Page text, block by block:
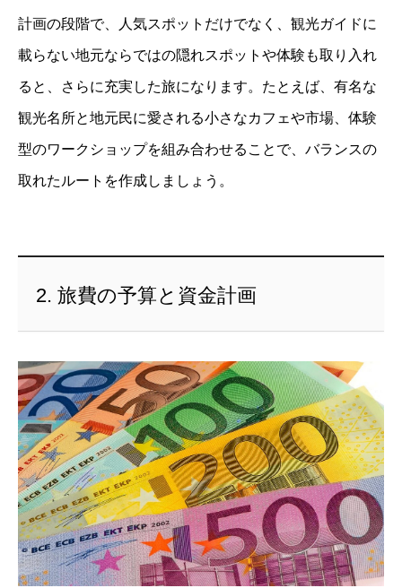
計画の段階で、人気スポットだけでなく、観光ガイドに
載らない地元ならではの隠れスポットや体験も取り入れ
ると、さらに充実した旅になります。たとえば、有名な
観光名所と地元民に愛される小さなカフェや市場、体験
型のワークショップを組み合わせることで、バランスの
取れたルートを作成しましょう。
2. 旅費の予算と資金計画